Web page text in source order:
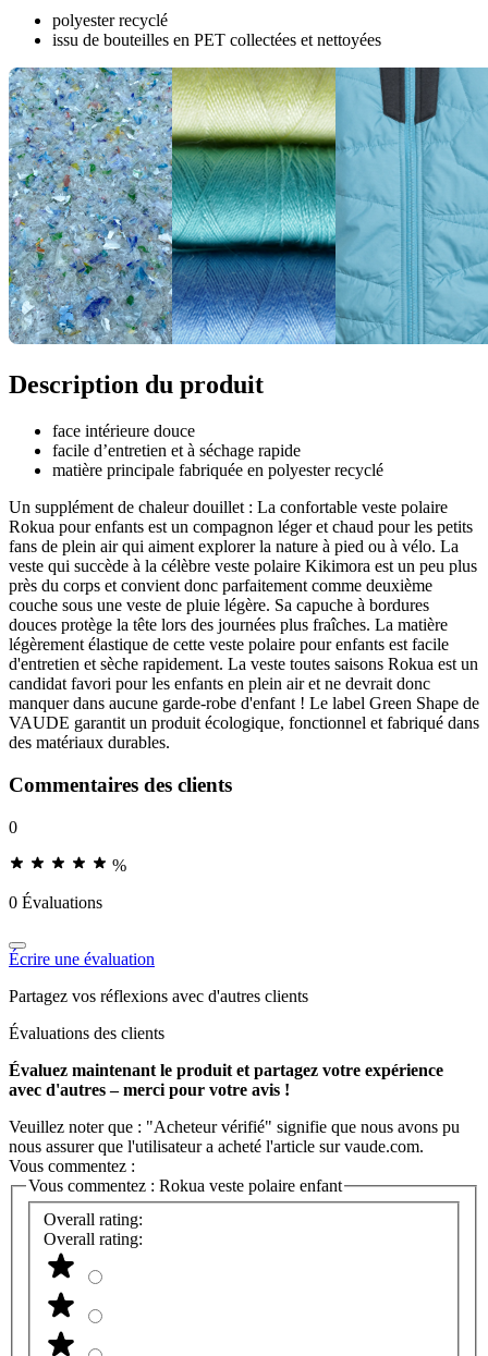
polyester recyclé
issu de bouteilles en PET collectées et nettoyées
Description du produit
face intérieure douce
facile d’entretien et à séchage rapide
matière principale fabriquée en polyester recyclé
Un supplément de chaleur douillet : La confortable veste polaire
Rokua pour enfants est un compagnon léger et chaud pour les petits
fans de plein air qui aiment explorer la nature à pied ou à vélo. La
veste qui succède à la célèbre veste polaire Kikimora est un peu plus
près du corps et convient donc parfaitement comme deuxième
couche sous une veste de pluie légère. Sa capuche à bordures
douces protège la tête lors des journées plus fraîches. La matière
légèrement élastique de cette veste polaire pour enfants est facile
d'entretien et sèche rapidement. La veste toutes saisons Rokua est un
candidat favori pour les enfants en plein air et ne devrait donc
manquer dans aucune garde-robe d'enfant ! Le label Green Shape de
VAUDE garantit un produit écologique, fonctionnel et fabriqué dans
des matériaux durables.
Commentaires des clients
0
%
0 Évaluations
Écrire une évaluation
Partagez vos réflexions avec d'autres clients
Évaluations des clients
Évaluez maintenant le produit et partagez votre expérience
avec d'autres – merci pour votre avis !
Veuillez noter que : "Acheteur vérifié" signifie que nous avons pu
nous assurer que l'utilisateur a acheté l'article sur vaude.com.
Vous commentez :
Vous commentez : Rokua veste polaire enfant
Overall rating:
Overall rating: